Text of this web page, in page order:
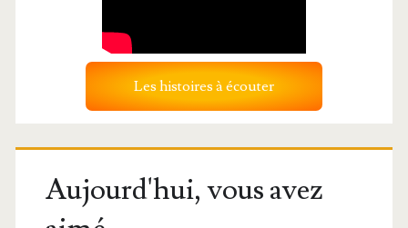
Les histoires à écouter
Aujourd'hui, vous avez